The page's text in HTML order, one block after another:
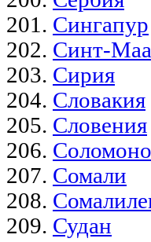
Сингапур
Синт-
Сирия
Словакия
Словения
Сомали
Судан